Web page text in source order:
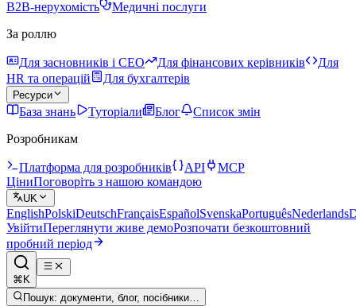
B2B-нерухомість
Медичні послуги
За роллю
Для засновників і CEO Для фінансових керівників
Для
HR та операцій
Для бухгалтерів
Ресурси
База знань Туторіали Блог
Список змін
Розробникам
Платформа для розробників API
MCP
ЦіниПоговоріть з нашою командою
UK
EnglishPolskiDeutschFrançaisEspañolSvenskaPortuguêsNederlands
УвійтиПереглянути живе демоРозпочати безкоштовний
пробний період
⌘K
Пошук: документи, блог, посібники…